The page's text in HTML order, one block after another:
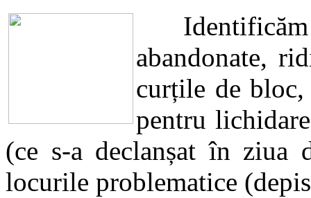
Identificăm
abandonate,
curțile de
pentru
(ce s-a declanșat în ziua
locurile problematice